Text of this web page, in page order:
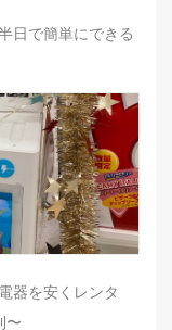
日で簡単にできる
器を安くレンタ
〜